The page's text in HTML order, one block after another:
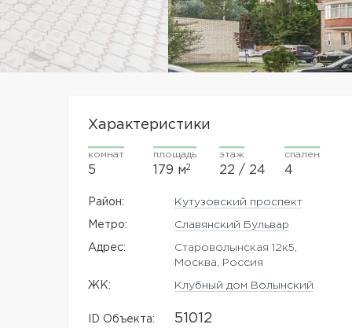
Характеристики
комнат
5
площадь
179 м2
этаж
22 / 24
спален
4
Район: Кутузовский проспект
Метро: Славянский Бульвар
Адрес:
Староволынская 12к5,
Москва, Россия
ЖK: Клубный дом Волынский
ID Объекта: 51012